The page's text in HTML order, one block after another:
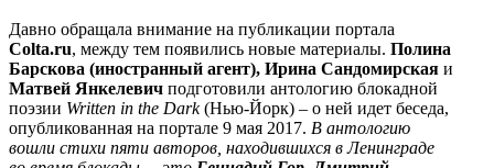
Давно обращала внимание на публикации портала
Сolta.ru, между тем появились новые материалы. Полина
Барскова (иностранный агент), Ирина Сандомирская и
Матвей Янкелевич подготовили антологию блокадной
поэзии Written in the Dark(Нью-Йорк) – о ней идет беседа,
опубликованная на портале 9 мая 2017. В антологию
вошли стихи пяти авторов, находившихся в Ленинграде